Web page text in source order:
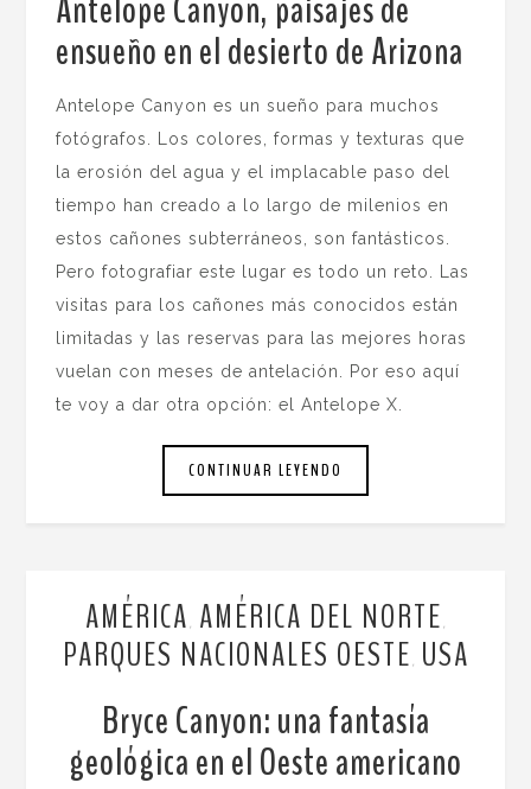
Antelope Canyon, paisajes de
ensueño en el desierto de Arizona
Antelope Canyon es un sueño para muchos
fotógrafos. Los colores, formas y texturas que
la erosión del agua y el implacable paso del
tiempo han creado a lo largo de milenios en
estos cañones subterráneos, son fantásticos.
Pero fotografiar este lugar es todo un reto. Las
visitas para los cañones más conocidos están
limitadas y las reservas para las mejores horas
vuelan con meses de antelación. Por eso aquí
te voy a dar otra opción: el Antelope X.
CONTINUAR LEYENDO
AMÉRICA AMÉRICA DEL NORTE
PARQUES NACIONALES OESTE USA
Bryce Canyon: una fantasía
geológica en el Oeste americano